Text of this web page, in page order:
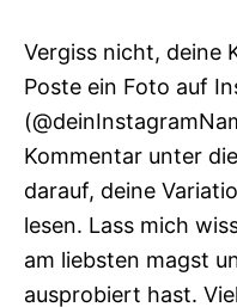
Vergiss nicht, deine
Poste ein Foto auf
Kommentar unter
darauf, deine
lesen. Lass mich
am liebsten magst
ausprobiert hast.